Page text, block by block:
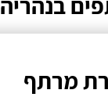
מרתף